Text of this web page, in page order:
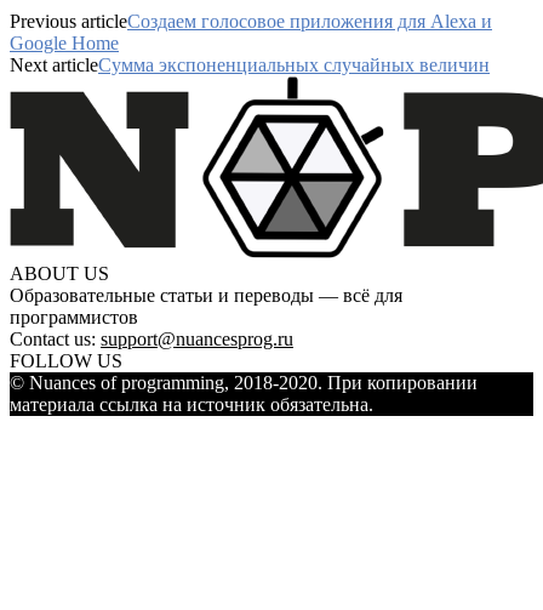
Previous articleСоздаем голосовое приложения для Alexa и
Google Home
Next articleСумма экспоненциальных случайных величин
ABOUT US
Образовательные статьи и переводы — всё для
программистов
Contact us: support@nuancesprog.ru
FOLLOW US
© Nuances of programming, 2018-2020. При копировании
материала ссылка на источник обязательна.